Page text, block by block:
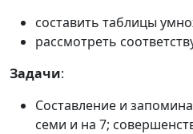
составить таблицы
рассмотреть
Задачи:
Составление и
семи и на 7;